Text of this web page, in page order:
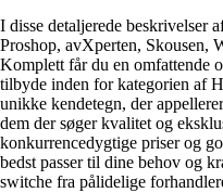
I disse detaljerede beskrivelser
Proshop, avXperten, Skousen,
Komplett får du en omfattende
tilbyde inden for kategorien af
unikke kendetegn, der
dem der søger kvalitet og
konkurrencedygtige priser og
bedst passer til dine behov og
switche fra pålidelige